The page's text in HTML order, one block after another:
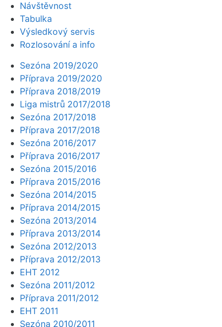
Návštěvnost
Tabulka
Výsledkový servis
Rozlosování a info
Sezóna 2019/2020
Příprava 2019/2020
Příprava 2018/2019
Liga mistrů 2017/2018
Sezóna 2017/2018
Příprava 2017/2018
Sezóna 2016/2017
Příprava 2016/2017
Sezóna 2015/2016
Příprava 2015/2016
Sezóna 2014/2015
Příprava 2014/2015
Sezóna 2013/2014
Příprava 2013/2014
Sezóna 2012/2013
Příprava 2012/2013
EHT 2012
Sezóna 2011/2012
Příprava 2011/2012
EHT 2011
Sezóna 2010/2011